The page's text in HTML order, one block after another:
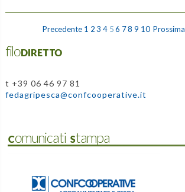
Precedente 1 2 3 4 5 6 78 9 10 Prossima
filoDIRETTO
t +39 06 46 97 81
fedagripesca@confcooperative.it
Comunicati Stampa